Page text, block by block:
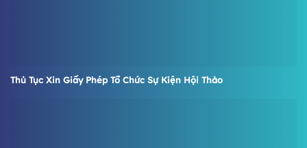
Thủ Tục Xin Giấy Phép Tổ Chức Sự Kiện Hội Thảo